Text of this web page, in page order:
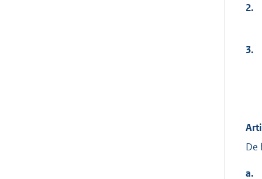
2.
3.
De
a.